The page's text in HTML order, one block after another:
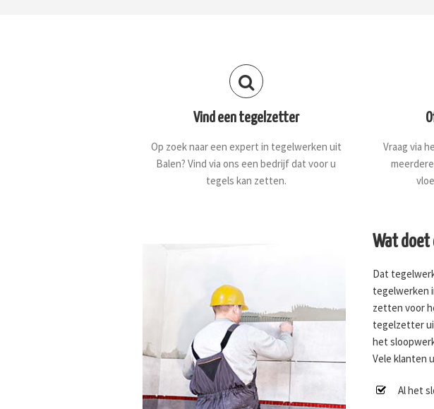
Vind een tegelzetter
Op zoek naar een expert in tegelwerken uit
Balen? Vind via ons een bedrijf dat voor u
tegels kan zetten.
Vraag via
Wat doet
Dat
tegelwerken
zetten voor
tegelzetter
het
Vele klanten
Al het